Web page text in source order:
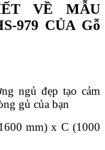
ẾTVỀ MẪU
979 CỦA Gỗ
ngủ đẹp tạo cảm
gủ của bạn
mm) x C (1000